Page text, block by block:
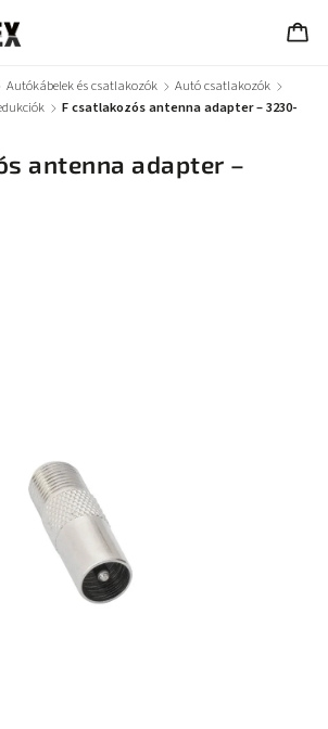
Autókábelek és csatlakozók / Autó csatlakozók /
/ F csatlakozós antenna adapter – 3230-
antenna adapter –